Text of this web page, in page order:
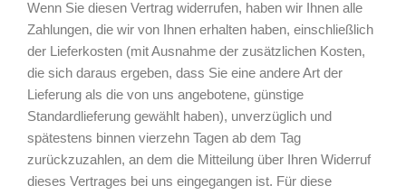
Wenn Sie diesen Vertrag widerrufen, haben wir Ihnen alle
Zahlungen, die wir von Ihnen erhalten haben, einschließlich
der Lieferkosten (mit Ausnahme der zusätzlichen Kosten,
die sich daraus ergeben, dass Sie eine andere Art der
Lieferung als die von uns angebotene, günstige
Standardlieferung gewählt haben), unverzüglich und
spätestens binnen vierzehn Tagen ab dem Tag
zurückzuzahlen, an dem die Mitteilung über Ihren Widerruf
dieses Vertrages bei uns eingegangen ist. Für diese